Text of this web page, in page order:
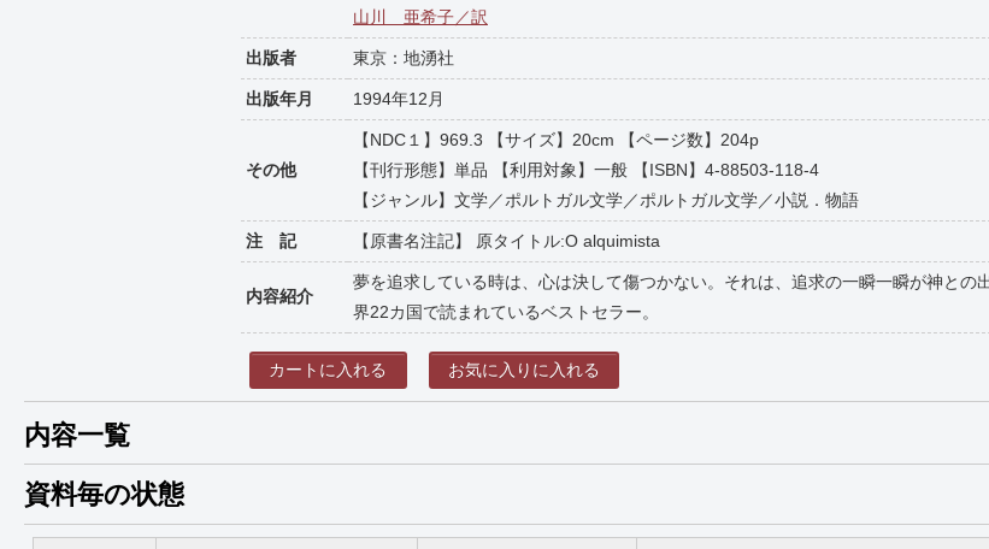
山川 亜希子／訳
出版者 東京：地湧社
出版年月 1994年12月
その他
【NDC１】969.3 【サイズ】20cm 【ページ数】204p
【刊行形態】単品 【利用対象】一般 【ISBN】4-88503-118-4
【ジャンル】文学／ポルトガル文学／ポルトガル文学／小説．物語
注 記 【原書名注記】 原タイトル:O alquimista
内容紹介
夢を追求している時は、心は決して傷つかない。それは、追求の一瞬一瞬が神と
界22カ国で読まれているベストセラー。
カートに入れる お気に入りに入れる
内容一覧
資料毎の状態